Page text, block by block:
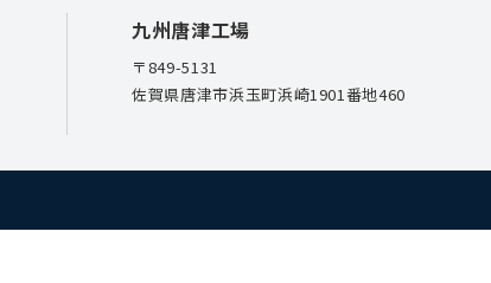
九州唐津工場
〒849-5131
佐賀県唐津市浜玉町浜崎1901番地460